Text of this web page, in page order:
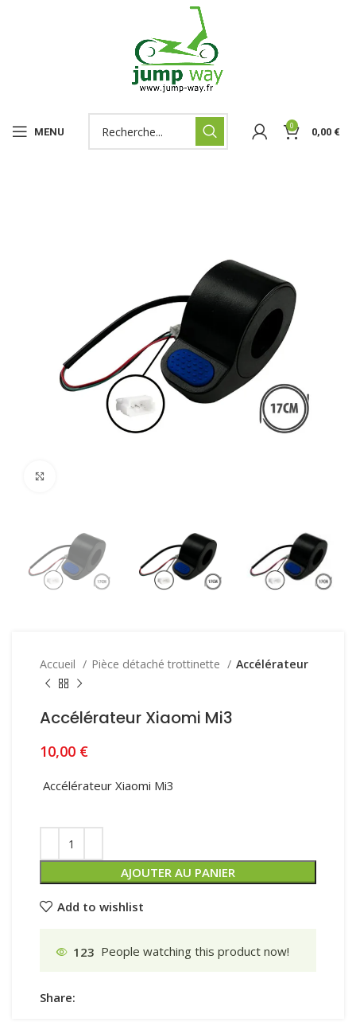
MENU 0 0,00 €
Accueil Pièce détaché trottinette Accélérateur
Accélérateur Xiaomi Mi3
10,00 €
Accélérateur Xiaomi Mi3
AJOUTER AU PANIER
Add to wishlist
123 People watching this product now!
Share: